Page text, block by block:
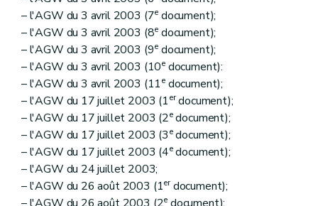
– l'AGW du 3 avril 2003 (7e document);
– l'AGW du 3 avril 2003 (8e document);
– l'AGW du 3 avril 2003 (9e document);
– l'AGW du 3 avril 2003 (10edocument):
– l'AGW du 3 avril 2003 (11edocument);
– l'AGW du 17 juillet 2003 (1erdocument);
– l'AGW du 17 juillet 2003 (2edocument);
– l'AGW du 17 juillet 2003 (3edocument);
– l'AGW du 17 juillet 2003 (4edocument);
– l'AGW du 24 juillet 2003;
– l'AGW du 26 août 2003 (1erdocument);
– l'AGW du 26 août 2003 (2e document);